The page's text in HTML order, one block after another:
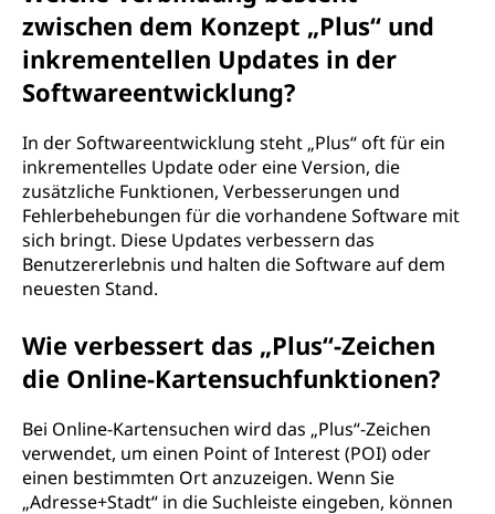
zwischen dem Konzept „Plus“ und
inkrementellen Updates in der
Softwareentwicklung?
In der Softwareentwicklung steht „Plus“ oft für ein
inkrementelles Update oder eine Version, die
zusätzliche Funktionen, Verbesserungen und
Fehlerbehebungen für die vorhandene Software mit
sich bringt. Diese Updates verbessern das
Benutzererlebnis und halten die Software auf dem
neuesten Stand.
Wie verbessert das „Plus“-Zeichen
die Online-Kartensuchfunktionen?
Bei Online-Kartensuchen wird das „Plus“-Zeichen
verwendet, um einen Point of Interest (POI) oder
einen bestimmten Ort anzuzeigen. Wenn Sie
„Adresse+Stadt“ in die Suchleiste eingeben, können